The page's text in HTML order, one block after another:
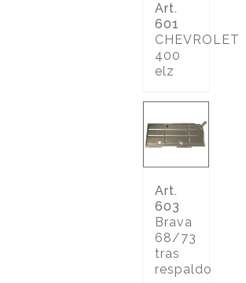
Art.
601
CHEVROLET
400
elz
Art.
603
Brava
68/73
tras
respaldo